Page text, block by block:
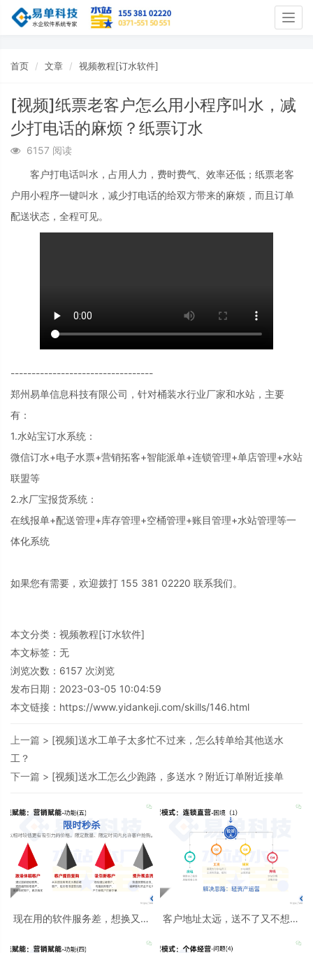
首页 文章 视频教程[订水软件]
[视频]纸票老客户怎么用小程序叫水，减
少打电话的麻烦？纸票订水
6157 阅读
客户打电话叫水，占用人力，费时费气、效率还低；纸票老客
户用小程序一键叫水，减少打电话的给双方带来的麻烦，而且订单
配送状态，全程可见。
----------------------------------
郑州易单信息科技有限公司，针对桶装水行业厂家和水站，主要
有：
1.水站宝订水系统：
微信订水+电子水票+营销拓客+智能派单+连锁管理+单店管理+水站
联盟等
2.水厂宝报货系统：
在线报单+配送管理+库存管理+空桶管理+账目管理+水站管理等一
体化系统
如果您有需要，欢迎拨打 155 381 02220 联系我们。
本文分类： 视频教程[订水软件]
本文标签：无
浏览次数： 6157 次浏览
发布日期：2023-03-05 10:04:59
本文链接： https://www.yidankeji.com/skills/146.html
上一篇 > [视频]送水工单子太多忙不过来，怎么转单给其他送水
工？
下一篇 > [视频]送水工怎么少跑路，多送水？附近订单附近接单
现在用的软件服务差，想换又怕
客户地址太远，送不了又不想丢